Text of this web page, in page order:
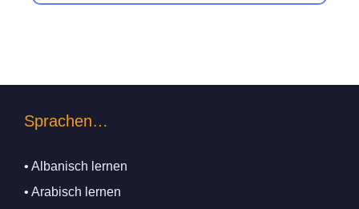
Sprachen…
• Albanisch lernen
• Arabisch lernen